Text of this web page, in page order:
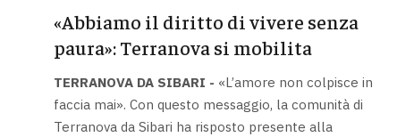
«Abbiamo il diritto di vivere senza
paura»: Terranova si mobilita
TERRANOVA DA SIBARI - «L’amore non colpisce in
faccia mai». Con questo messaggio, la comunità di
Terranova da Sibari ha risposto presente alla